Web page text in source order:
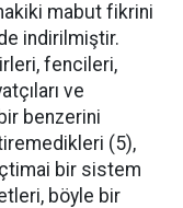
mabut fikrini
indirilmiştir.
fencileri,
ve
benzerini
(5),
bir sistem
böyle bir